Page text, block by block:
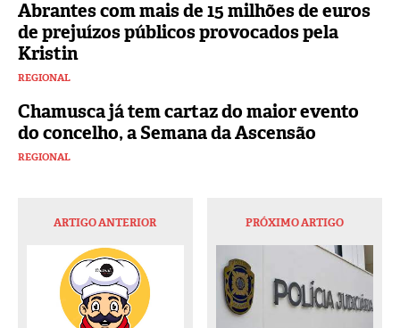
Abrantes com mais de 15 milhões de euros
de prejuízos públicos provocados pela
Kristin
REGIONAL
Chamusca já tem cartaz do maior evento
do concelho, a Semana da Ascensão
REGIONAL
ARTIGO ANTERIOR PRÓXIMO ARTIGO